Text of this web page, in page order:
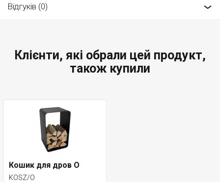
Відгуків (0)
Клієнти, які обрали цей продукт,
також купили
Кошик для дров O
KOSZ/O